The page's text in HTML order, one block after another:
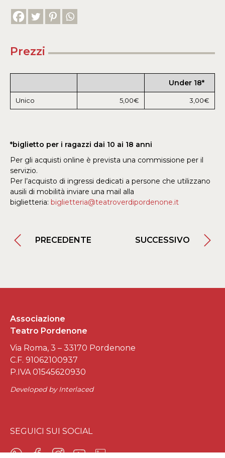
Prezzi
Under 18*
Unico 5,00€ 3,00€
*biglietto per i ragazzi dai 10 ai 18 anni
Per gli acquisti online è prevista una commissione per il
servizio.
Per l’acquisto di ingressi dedicati a persone che utilizzano
ausili di mobilità inviare una mail alla
biglietteria: biglietteria@teatroverdipordenone.it
PRECEDENTE SUCCESSIVO
Associazione
Teatro Pordenone
Via Roma, 3 – 33170 Pordenone
C.F. 91062100937
P.IVA 01545620930
Developed by Interlaced
SEGUICI SUI SOCIAL